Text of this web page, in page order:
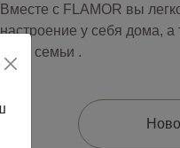
Вместе с FLAMOR вы
настроение у себя дома,
всей семьи .